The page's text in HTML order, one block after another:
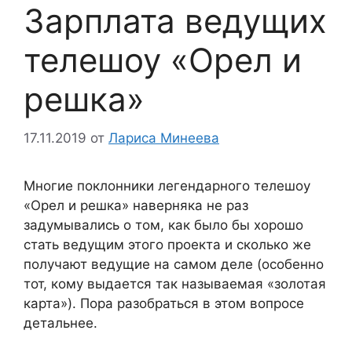
Зарплата ведущих
телешоу «Орел и
решка»
17.11.2019 от Лариса Минеева
Многие поклонники легендарного телешоу
«Орел и решка» наверняка не раз
задумывались о том, как было бы хорошо
стать ведущим этого проекта и сколько же
получают ведущие на самом деле (особенно
тот, кому выдается так называемая «золотая
карта»). Пора разобраться в этом вопросе
детальнее.